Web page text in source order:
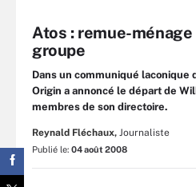
Atos : remue-
groupe
Dans un communiqué
Origin a annoncé le départ de
membres de son directoire.
Reynald Fléchaux, Journaliste
Publié le: 04 août 2008